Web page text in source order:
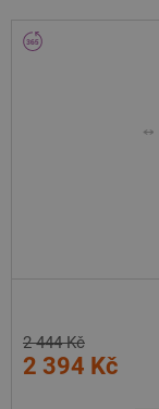
2 444 Kč
2 394 Kč